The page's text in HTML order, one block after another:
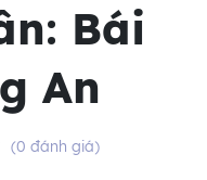
Bái
An
(0 đánh giá)